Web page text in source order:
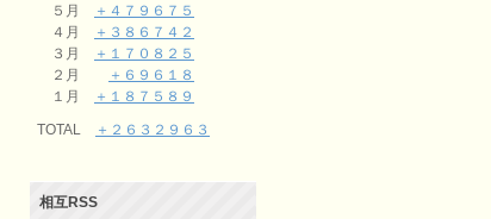
５月
＋４７９６７５
４月
＋３８６７４２
３月
＋１７０８２５
２月
＋６９６１８
１月
＋１８７５８９
TOTAL
＋２６３２９６３
相互RSS